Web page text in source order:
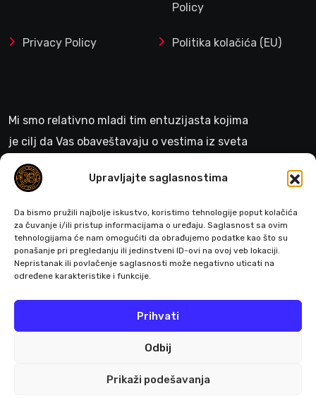
Upravljajte saglasnostima
Da bismo pružili najbolje iskustvo, koristimo tehnologije poput kolačića
za čuvanje i/ili pristup informacijama o uređaju. Saglasnost sa ovim
tehnologijama će nam omogućiti da obrađujemo podatke kao što su
ponašanje pri pregledanju ili jedinstveni ID-ovi na ovoj veb lokaciji.
Nepristanak ili povlačenje saglasnosti može negativno uticati na
određene karakteristike i funkcije.
Prihvati
Odbij
Prikaži podešavanja
Policy
Privacy Policy Politika kolačića (EU)
Mi smo relativno mladi tim entuzijasta kojima
je cilj da Vas obaveštavaju o vestima iz sveta
gejminga
>
Pratite nas